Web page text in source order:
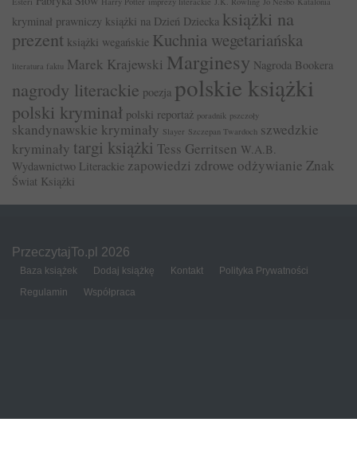
kryminał prawniczy książki na Dzień Dziecka książki na
prezent książki wegańskie Kuchnia wegetariańska
literatura faktu Marek Krajewski Marginesy Nagroda Bookera
nagrody literackie poezja polskie książki
polski kryminał polski reportaż poradnik pszczoły
skandynawskie kryminały Slayer Szczepan Twardoch szwedzkie
kryminały targi książki Tess Gerritsen W.A.B.
Wydawnictwo Literackie zapowiedzi zdrowe odżywianie Znak
Świat Książki
PrzeczytajTo.pl 2026
Baza książek Dodaj książkę Kontakt
Polityka Prywatności
Regulamin
Współpraca